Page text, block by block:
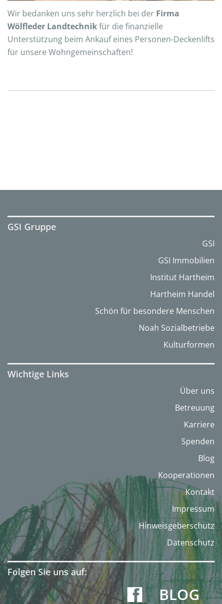
Wir bedanken uns sehr herzlich bei der Firma
Wölfleder Landtechnikfür die finanzielle
Unterstützung beim Ankauf eines Personen-Deckenlifts
für unsere Wohngemeinschaften!
GSI Gruppe
GSI
GSI Immobilien
Institut Hartheim
Hartheim Handel
Schön für besondere Menschen
Noah Sozialbetriebe
Kulturformen
Wichtige Links
Über uns
Betreuung
Karriere
Spenden
Blog
Kooperationen
Kontakt
Impressum
Hinweisgeberschutz
Datenschutz
Folgen Sie uns auf:
BLOG